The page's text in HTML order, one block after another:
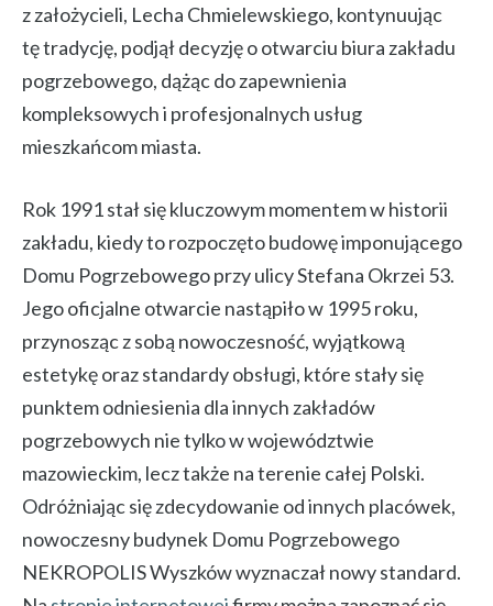
z założycieli, Lecha Chmielewskiego, kontynuując
tę tradycję, podjął decyzję o otwarciu biura zakładu
pogrzebowego, dążąc do zapewnienia
kompleksowych i profesjonalnych usług
mieszkańcom miasta.
Rok 1991 stał się kluczowym momentem w historii
zakładu, kiedy to rozpoczęto budowę imponującego
Domu Pogrzebowego przy ulicy Stefana Okrzei 53.
Jego oficjalne otwarcie nastąpiło w 1995 roku,
przynosząc z sobą nowoczesność, wyjątkową
estetykę oraz standardy obsługi, które stały się
punktem odniesienia dla innych zakładów
pogrzebowych nie tylko w województwie
mazowieckim, lecz także na terenie całej Polski.
Odróżniając się zdecydowanie od innych placówek,
nowoczesny budynek Domu Pogrzebowego
NEKROPOLIS Wyszków wyznaczał nowy standard.